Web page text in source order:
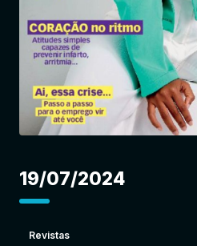
19/07/2024
Revistas